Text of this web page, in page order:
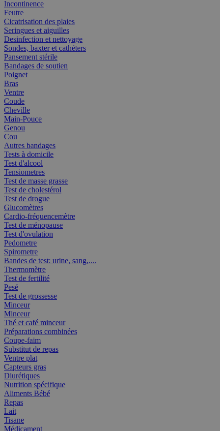
Incontinence
Feutre
Cicatrisation des plaies
Seringues et aiguilles
Desinfection et nettoyage
Sondes, baxter et cathéters
Pansement stérile
Bandages de soutien
Poignet
Bras
Ventre
Coude
Cheville
Main-Pouce
Genou
Cou
Autres bandages
Tests à domicile
Test d'alcool
Tensiometres
Test de masse grasse
Test de cholestérol
Test de drogue
Glucomètres
Cardio-fréquencemètre
Test de ménopause
Test d'ovulation
Pedometre
Spirometre
Bandes de test: urine, sang,....
Thermomètre
Test de fertilité
Pesé
Test de grossesse
Minceur
Minceur
Thé et café minceur
Préparations combinées
Coupe-faim
Substitut de repas
Ventre plat
Capteurs gras
Diurétiques
Nutrition spécifique
Aliments Bébé
Repas
Lait
Tisane
Médicament